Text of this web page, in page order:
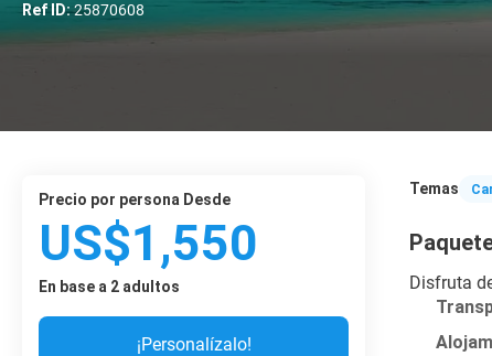
Ref ID:25870608
Temas
Disfruta
precio por persona Desde
US$1,550
En base a 2 adultos
¡Personalízalo!